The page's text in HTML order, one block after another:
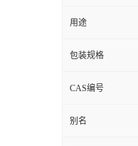
用途
包装规格
CAS编号
别名